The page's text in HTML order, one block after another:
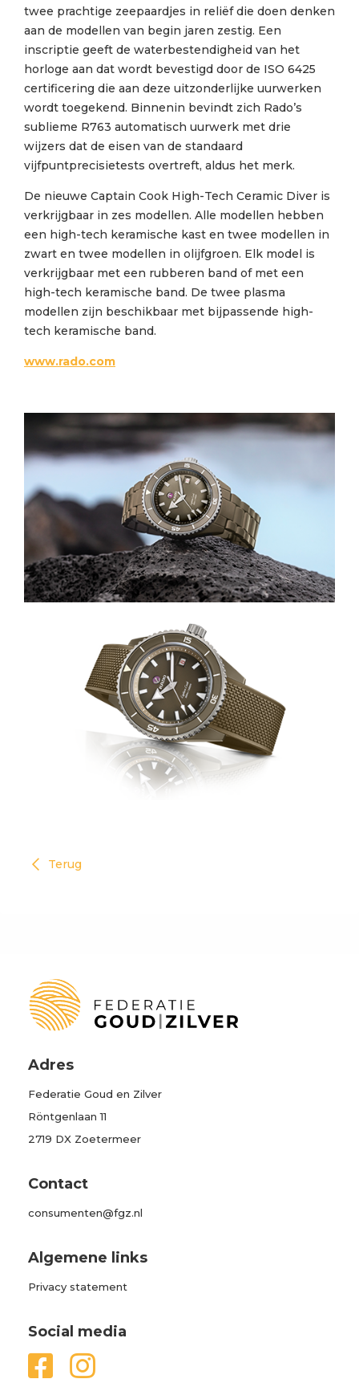
twee prachtige zeepaardjes in reliëf die doen denken
aan de modellen van begin jaren zestig. Een
inscriptie geeft de waterbestendigheid van het
horloge aan dat wordt bevestigd door de ISO 6425
certificering die aan deze uitzonderlijke uurwerken
wordt toegekend. Binnenin bevindt zich Rado’s
sublieme R763 automatisch uurwerk met drie
wijzers dat de eisen van de standaard
vijfpuntprecisietests overtreft, aldus het merk.
De nieuwe Captain Cook High-Tech Ceramic Diver is
verkrijgbaar in zes modellen. Alle modellen hebben
een high-tech keramische kast en twee modellen in
zwart en twee modellen in olijfgroen. Elk model is
verkrijgbaar met een rubberen band of met een
high-tech keramische band. De twee plasma
modellen zijn beschikbaar met bijpassende high-
tech keramische band.
www.rado.com
Terug
Adres
Federatie Goud en Zilver
Röntgenlaan 11
2719 DX Zoetermeer
Contact
consumenten@fgz.nl
Algemene links
Privacy statement
Social media
 